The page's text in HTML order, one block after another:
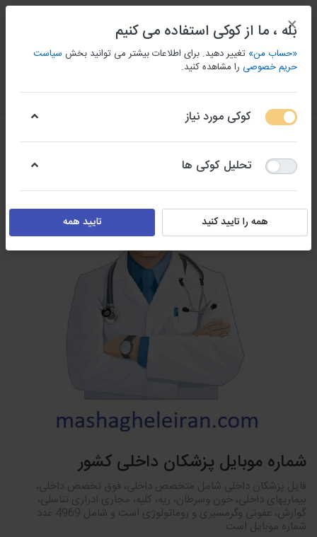
منو ورود/ثبت نام مقايسه كردن علاقه مندی سبد
شماره موبایل پزشکان داخلی کشور
فایل پزشکان داخلی شامل متخصص داخلی، فوق تخصص داخلی،
بیماریهای داخلی، خون وسرطان، ریه، کلیه، مجاری ادراری تناسلی،
گوارش، عفونی وگرمسیری و روماتولوژی است و شامل 4969 عدد
شماره موبایل است.
×
بله ، ما از کوکی استفاده می کنیم
«حساب من» تغییر دهید. برای اطلاعات بیشتر می توانید بخش سیاست
حریم خصوصی را مشاهده کنید.
کوکی مورد نیاز
تحلیل کوکی ها
همه را تایید کنید تایید همه